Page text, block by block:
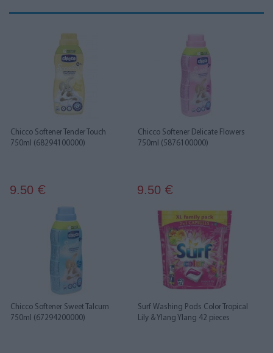
Chicco Softener Tender Touch
750ml (68294100000)
9.50 €
Chicco Softener Delicate Flowers
750ml (5876100000)
9.50 €
Chicco Softener Sweet Talcum
750ml (67294200000)
Surf Washing Pods Color Tropical
Lily & Ylang Ylang 42 pieces